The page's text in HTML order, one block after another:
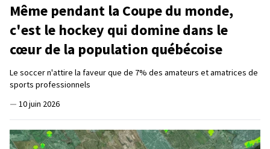
Même pendant la Coupe du monde,
c'est le hockey qui domine dans le
cœur de la population québécoise
Le soccer n'attire la faveur que de 7% des amateurs et amatrices de
sports professionnels
— 10 juin 2026